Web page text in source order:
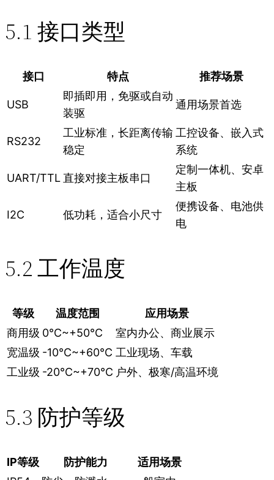
5.1 接口类型
接口 特点 推荐场景
USB
即插即用，免驱或自动
装驱
通用场景首选
RS232
工业标准，长距离传输
稳定
工控设备、嵌入式
系统
UART/TTL 直接对接主板串口
定制一体机、安卓
主板
I2C 低功耗，适合小尺寸
便携设备、电池供
电
5.2 工作温度
等级 温度范围
应用场景
商用级 0℃~+50℃
室内办公、商业展示
宽温级 -10℃~+60℃ 工业现场、车载
工业级 -20℃~+70℃ 户外、极寒/高温环境
5.3 防护等级
IP等级 防护能力
适用场景